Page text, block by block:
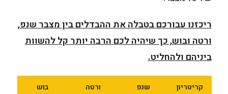
ריכזנו עבורכם בטבלה את ההבדלים בין מצבר שנפ,
ורטה ובוש, כך שיהיה לכם הרבה יותר קל להשוות
ביניהם ולהחליט.
קריטריון שנפ ורטה
בוש